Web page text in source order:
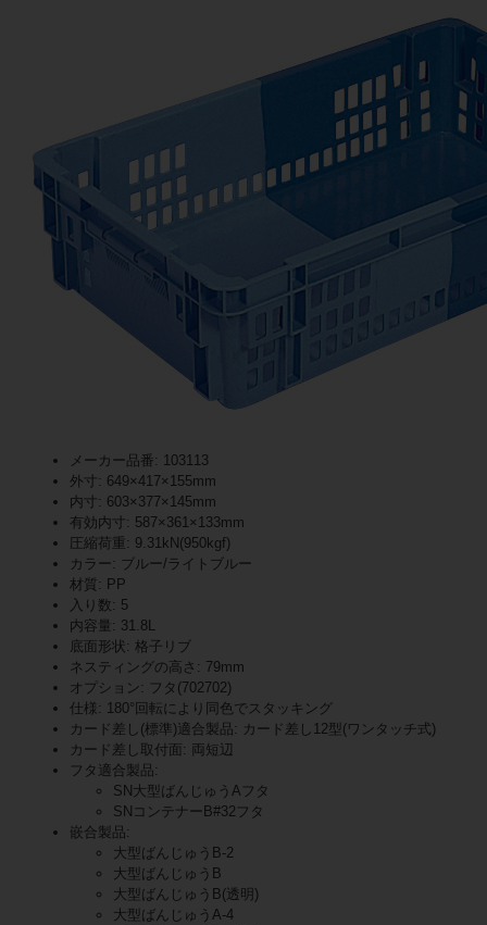
メーカー品番: 103113
外寸: 649×417×155mm
内寸: 603×377×145mm
有効内寸: 587×361×133mm
圧縮荷重: 9.31kN(950kgf)
カラー: ブルー/ライトブルー
材質: PP
入り数: 5
内容量: 31.8L
底面形状: 格子リブ
ネスティングの高さ: 79mm
オプション: フタ(702702)
仕様: 180°回転により同色でスタッキング
カード差し(標準)適合製品: カード差し12型(ワンタッチ式)
カード差し取付面: 両短辺
フタ適合製品:
SN大型ばんじゅうAフタ
SNコンテナーB#32フタ
嵌合製品:
大型ばんじゅうB-2
大型ばんじゅうB
大型ばんじゅうB(透明)
大型ばんじゅうA-4